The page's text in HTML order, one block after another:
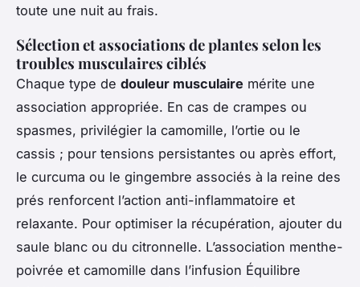
toute une nuit au frais.
Sélection et associations de plantes selon les
troubles musculaires ciblés
Chaque type de douleur musculaire mérite une
association appropriée. En cas de crampes ou
spasmes, privilégier la camomille, l’ortie ou le
cassis ; pour tensions persistantes ou après effort,
le curcuma ou le gingembre associés à la reine des
prés renforcent l’action anti-inflammatoire et
relaxante. Pour optimiser la récupération, ajouter du
saule blanc ou du citronnelle. L’association menthe-
poivrée et camomille dans l’infusion Équilibre